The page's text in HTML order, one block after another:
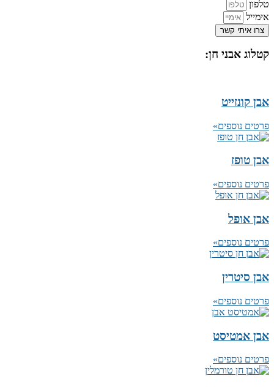
טלפון
אימייל
צרו איתי קשר
קטלוג אבני חן:
אבן קונזייט
פרטים נוספים»
אבן טופז
פרטים נוספים»
אבן אופל
פרטים נוספים»
אבן סיטרין
פרטים נוספים»
אבן אמטיסט
פרטים נוספים»